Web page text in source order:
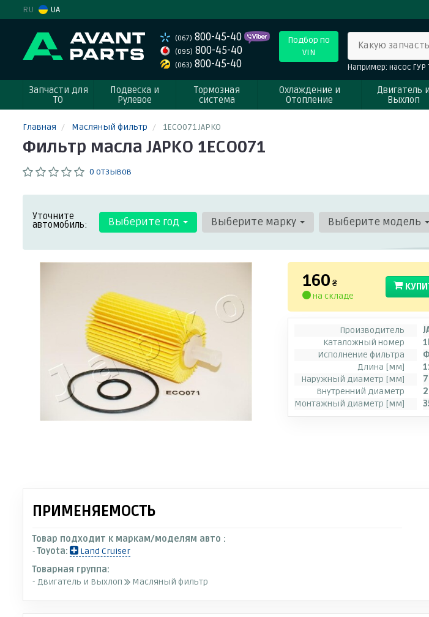
RU UA
(067) 800-45-40
(095) 800-45-40
(063) 800-45-40
Подбор по
VIN
Какую
Например: насос ГУР
Запчасти для
ТО
Подвеска и
Рулевое
Тормозная
система
Охлаждение и
Отопление
Двигатель и
Выхлоп
Главная Масляный фильтр 1ECO071 JAPKO
Фильтр масла JAPKO 1ECO071
0 отзывов
Уточните
автомобиль: Выберите год Выберите марку Выберите модель
160 ₴
на складе
Производитель
Каталожный номер
Исполнение фильтра
Длина [мм]
Наружный диаметр [мм]
Внутренний диаметр
Монтажный диаметр [мм]
ПРИМЕНЯЕМОСТЬ
Товар подходит к маркам/моделям авто :
-Toyota:
Land Cruiser
Товарная группа:
- Двигатель и Выхлоп
Масляный фильтр